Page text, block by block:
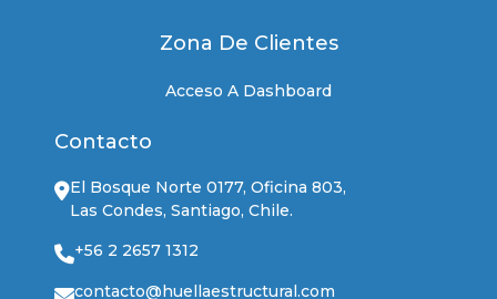
Zona De Clientes
Acceso A Dashboard
Contacto
El Bosque Norte 0177, Oficina 803,
Las Condes, Santiago, Chile.
+56 2 2657 1312
contacto@huellaestructural.com